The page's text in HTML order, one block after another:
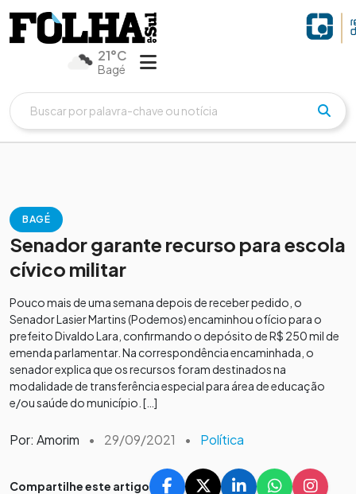
21°C
Bagé
BAGÉ
Senador garante recurso para escola
cívico militar
Pouco mais de uma semana depois de receber pedido, o
Senador Lasier Martins (Podemos) encaminhou ofício para o
prefeito Divaldo Lara, confirmando o depósito de R$ 250 mil de
emenda parlamentar. Na correspondência encaminhada, o
senador explica que os recursos foram destinados na
modalidade de transferência especial para área de educação
e/ou saúde do município. […]
Por: Amorim • 29/09/2021 • Política
Compartilhe este artigo